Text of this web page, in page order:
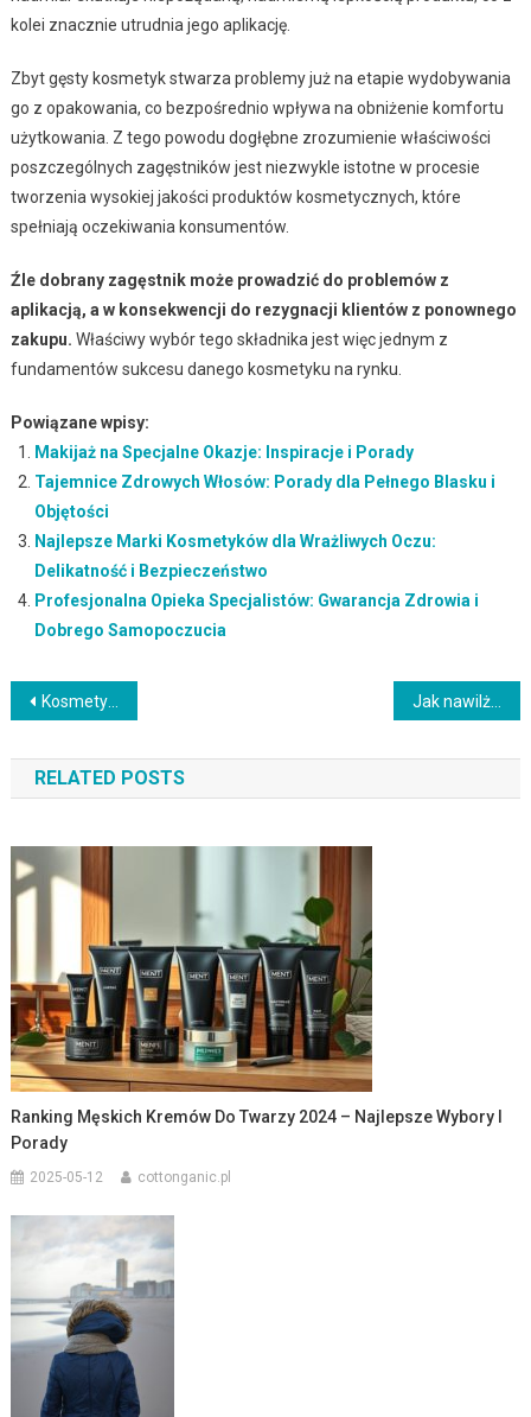
kolei znacznie utrudnia jego aplikację.
Zbyt gęsty kosmetyk stwarza problemy już na etapie wydobywania
go z opakowania, co bezpośrednio wpływa na obniżenie komfortu
użytkowania. Z tego powodu dogłębne zrozumienie właściwości
poszczególnych zagęstników jest niezwykle istotne w procesie
tworzenia wysokiej jakości produktów kosmetycznych, które
spełniają oczekiwania konsumentów.
Źle dobrany zagęstnik może prowadzić do problemów z
aplikacją, a w konsekwencji do rezygnacji klientów z ponownego
zakupu. Właściwy wybór tego składnika jest więc jednym z
fundamentów sukcesu danego kosmetyku na rynku.
Powiązane wpisy:
Makijaż na Specjalne Okazje: Inspiracje i Porady
Tajemnice Zdrowych Włosów: Porady dla Pełnego Blasku i
Objętości
Najlepsze Marki Kosmetyków dla Wrażliwych Oczu:
Delikatność i Bezpieczeństwo
Profesjonalna Opieka Specjalistów: Gwarancja Zdrowia i
Dobrego Samopoczucia
Nawigacja
wpisu
Kosmetyki do ciała: naturalna pielęgnacja dla zdrowej skóry Jak nawilżać skórę? Sprawdzone metody i naturalne składniki
RELATED POSTS
Ranking Męskich Kremów Do Twarzy 2024 – Najlepsze Wybory I
Porady
2025-05-12 cottonganic.pl